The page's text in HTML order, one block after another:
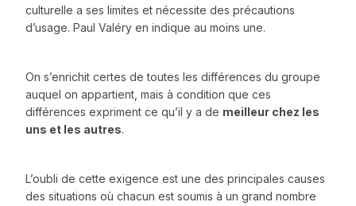
culturelle a ses limites et nécessite des précautions
d’usage. Paul Valéry en indique au moins une.
On s’enrichit certes de toutes les différences du groupe
auquel on appartient, mais à condition que ces
différences expriment ce qu’il y a de meilleur chez les
uns et les autres.
L’oubli de cette exigence est une des principales causes
des situations où chacun est soumis à un grand nombre